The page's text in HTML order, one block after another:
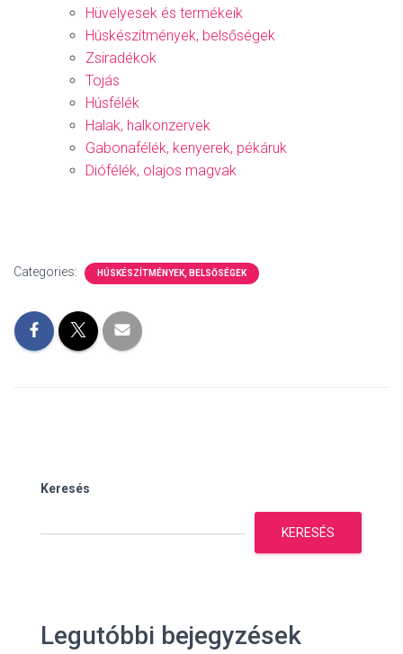
Hüvelyesek és termékeik
Húskészítmények, belsőségek
Zsiradékok
Tojás
Húsfélék
Halak, halkonzervek
Gabonafélék, kenyerek, pékáruk
Diófélék, olajos magvak
Categories: HÚSKÉSZÍTMÉNYEK, BELSŐSÉGEK
Keresés
KERESÉS
Legutóbbi bejegyzések